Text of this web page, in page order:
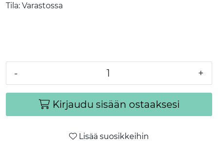
Tila: Varastossa
- +
Kirjaudu sisään ostaaksesi
Lisää suosikkeihin